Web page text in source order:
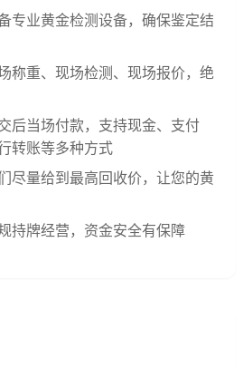
专业黄金检测设备，确保鉴定结
称重、现场检测、现场报价，绝
后当场付款，支持现金、支付
转账等多种方式
尽量给到最高回收价，让您的黄
持牌经营，资金安全有保障